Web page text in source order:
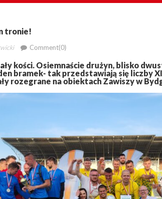
tronie!
Comment(0)
kości. Osiemnaście drużyn, blisko
bramek- tak przedstawiają się liczby
rozegrane na obiektach Zawiszy w